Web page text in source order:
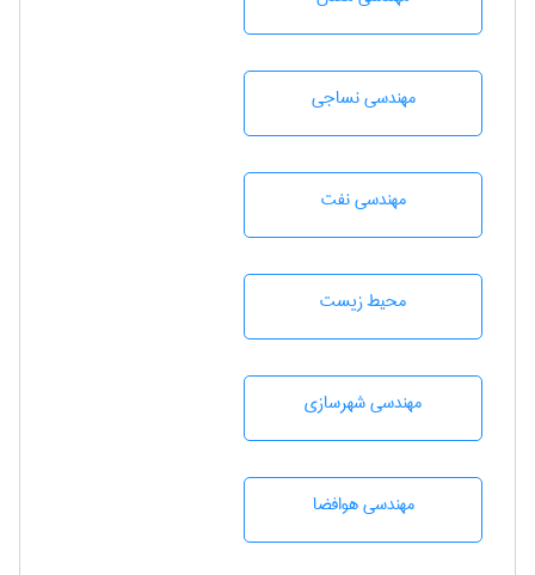
مهندسي نساجی
مهندسی نفت
محيط زيست
مهندسی شهرسازی
مهندسی هوافضا